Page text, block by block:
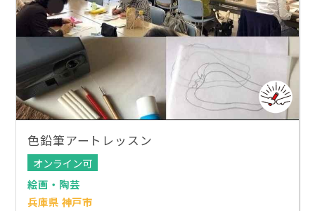
色鉛筆アートレッスン
オンライン可
絵画・陶芸
兵庫県 神戸市